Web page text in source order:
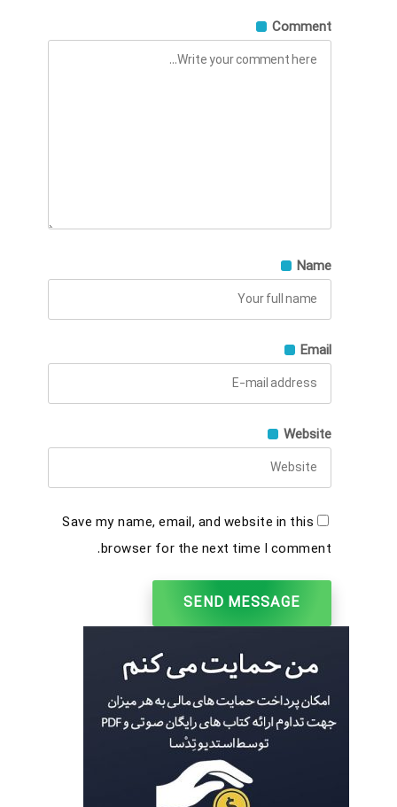
Comment
Name
Email
Website
Save my name, email, and website in this
browser for the next time I comment.